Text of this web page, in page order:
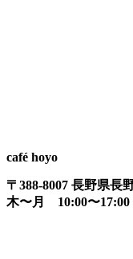
café hoyo
〒388-8007 長野県長
木〜月 10:00〜17:00